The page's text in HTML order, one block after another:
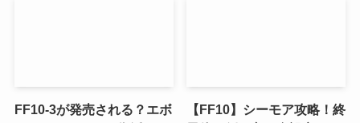
FF10-3が発売される？エボ
【FF10】シーモア攻略！終